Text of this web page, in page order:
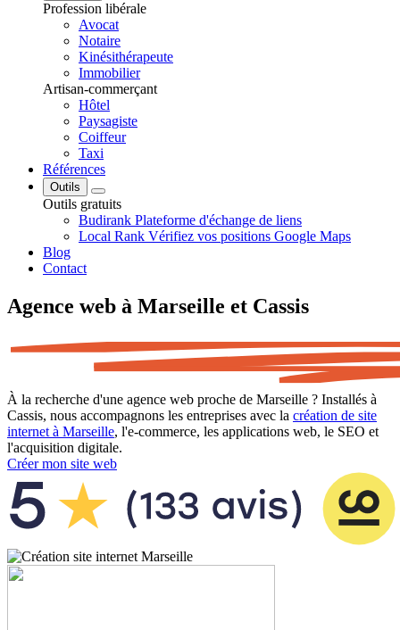
Profession libérale
Avocat
Notaire
Kinésithérapeute
Immobilier
Artisan-commerçant
Hôtel
Paysagiste
Coiffeur
Taxi
Références
Outils
Outils gratuits
Budirank Plateforme d'échange de liens
Local Rank Vérifiez vos positions Google Maps
Blog
Contact
Agence web à Marseille et Cassis
À la recherche d'une agence web proche de Marseille ? Installés à
Cassis, nous accompagnons les entreprises avec la création de site
internet à Marseille, l'e-commerce, les applications web, le SEO et
l'acquisition digitale.
Créer mon site web